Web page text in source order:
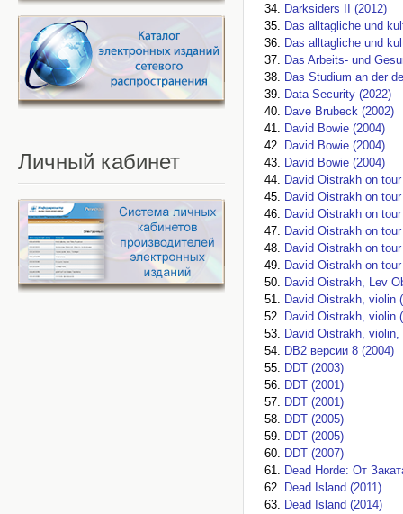
Darksiders II (2012)
Das alltagliche und
Das alltagliche und
Das Arbeits- und
Das Studium an der
Data Security (2022)
Dave Brubeck (2002)
David Bowie (2004)
David Bowie (2004)
David Bowie (2004)
David Oistrakh on
David Oistrakh on
David Oistrakh on
David Oistrakh on
David Oistrakh on
David Oistrakh on
David Oistrakh, Lev
David Oistrakh, violin
David Oistrakh, violin
David Oistrakh,
DB2 версии 8 (2004)
DDT (2003)
DDT (2001)
DDT (2001)
DDT (2005)
DDT (2005)
DDT (2007)
Dead Horde: От
Dead Island (2011)
Dead Island (2014)
Личный кабинет